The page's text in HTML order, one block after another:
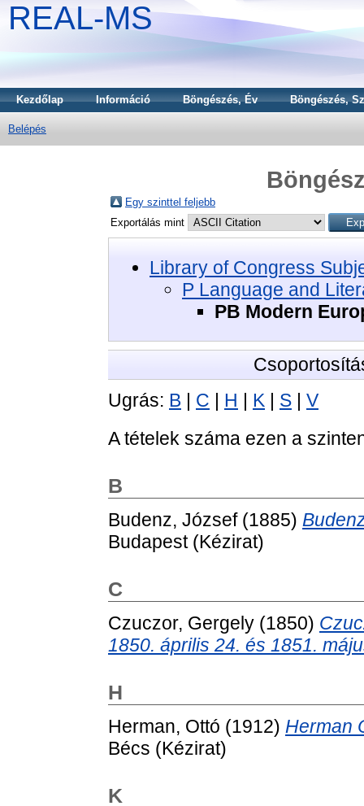
REAL-MS
Kezdőlap Információ Böngészés, Év Böngészés,
Belépés
Egy szinttel feljebb
Exportálás mint
Library of Congress
P Language and
PB Modern
Ugrás: B C H K S
V
A tételek száma ezen a
B
Budenz, József(1885)
Budapest (Kézirat)
C
Czuczor, Gergely (1850)
1850. április 24. és 1851.
H
Herman, Ottó (1912) Herman
Bécs (Kézirat)
K